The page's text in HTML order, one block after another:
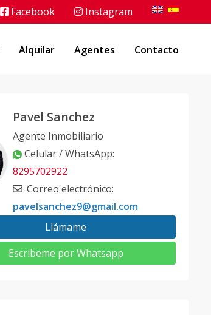
Facebook Instagram
Alquilar Agentes Contacto
Pavel Sanchez
Agente Inmobiliario
Celular / WhatsApp:
8295702922
Correo electrónico:
pavelsanchez9@gmail.com
Llámame
Escribeme por Whatsapp